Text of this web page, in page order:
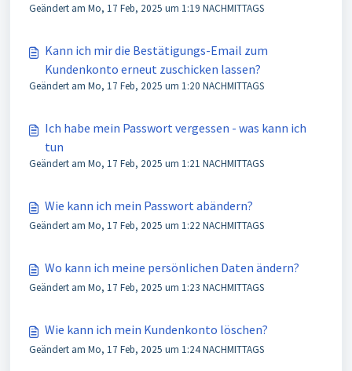
Geändert am Mo, 17 Feb, 2025 um 1:19 NACHMITTAGS
Kann ich mir die Bestätigungs-Email zum
Kundenkonto erneut zuschicken lassen?
Geändert am Mo, 17 Feb, 2025 um 1:20 NACHMITTAGS
Ich habe mein Passwort vergessen - was kann ich
tun
Geändert am Mo, 17 Feb, 2025 um 1:21 NACHMITTAGS
Wie kann ich mein Passwort abändern?
Geändert am Mo, 17 Feb, 2025 um 1:22 NACHMITTAGS
Wo kann ich meine persönlichen Daten ändern?
Geändert am Mo, 17 Feb, 2025 um 1:23 NACHMITTAGS
Wie kann ich mein Kundenkonto löschen?
Geändert am Mo, 17 Feb, 2025 um 1:24 NACHMITTAGS